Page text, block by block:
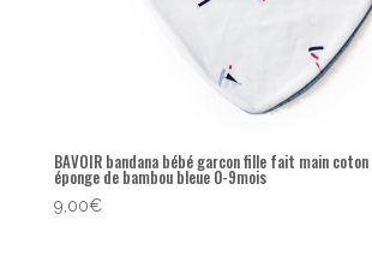
BAVOIR bandana bébé garcon fille fait main
éponge de bambou bleue 0-9mois
9,00€